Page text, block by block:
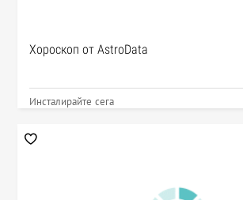
Хороскоп от AstroData
Инсталирайте сега